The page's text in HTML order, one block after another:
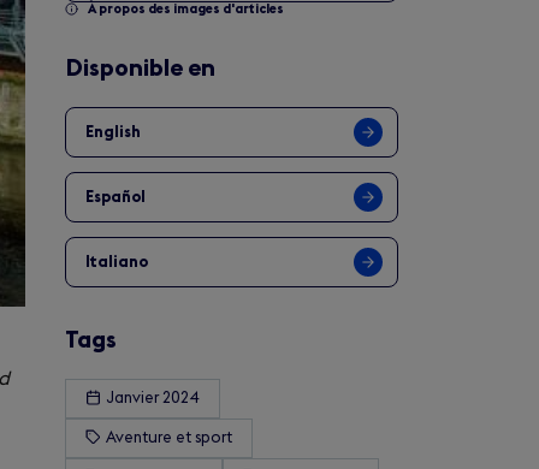
À propos des images d'articles
Disponible en
English
Español
Italiano
Tags
Janvier 2024
Aventure et sport